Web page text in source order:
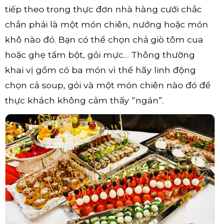
tiếp theo trong thực đơn nhà hàng cưới chắc
chắn phải là một món chiên, nướng hoặc món
khô nào đó. Bạn có thể chọn chả giò tôm cua
hoặc ghẹ tẩm bột, gỏi mực… Thông thường
khai vị gồm có ba món vì thế hãy linh động
chọn cả soup, gỏi và một món chiên nào đó để
thực khách không cảm thấy “ngán”.